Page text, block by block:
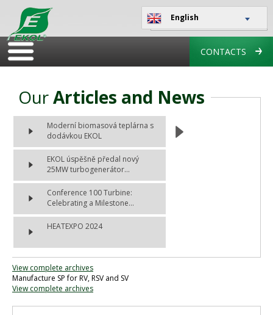
English
CONTACTS
OurArticles and News
Moderní biomasová teplárna s
dodávkou EKOL
EKOL úspěšně předal nový
25MW turbogenerátor...
Conference 100 Turbine:
Celebrating a Milestone...
HEATEXPO 2024
View complete archives
Manufacture SP for RV, RSV and SV
View complete archives